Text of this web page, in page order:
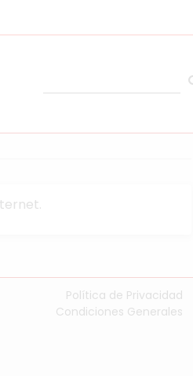
Política de Privacidad
Condiciones Generales